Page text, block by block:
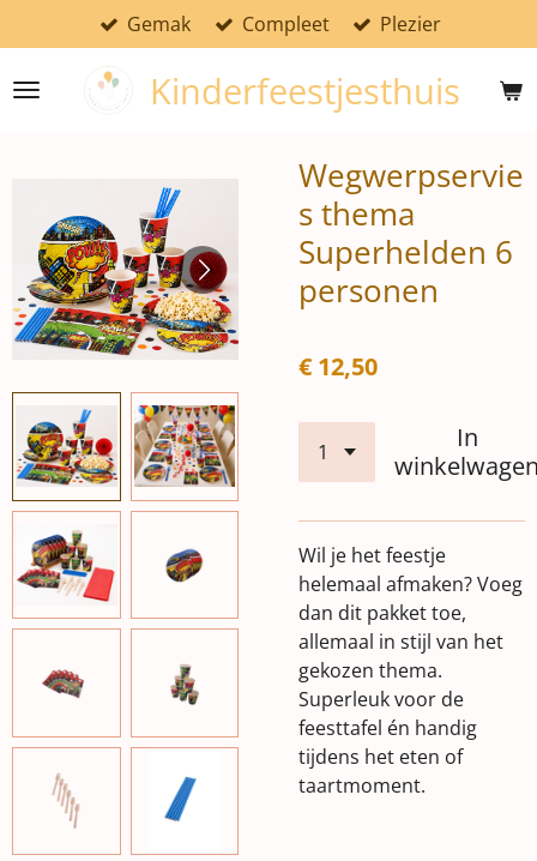
direct
naar
Kinderfeestjesthuis
Gemak Compleet Plezier
Wegwerpservie
s thema
Superhelden 6
personen
€ 12,50
In
Wil je het feestje
helemaal afmaken? Voeg
dan dit pakket toe,
allemaal in stijl van het
gekozen thema.
Superleuk voor de
feesttafel én handig
tijdens het eten of
taartmoment.